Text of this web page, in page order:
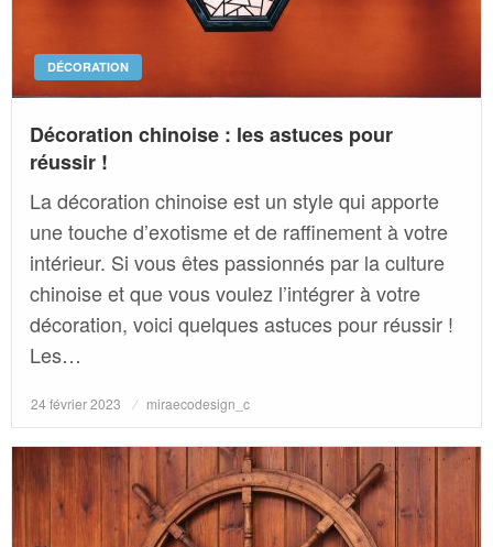
DÉCORATION
Décoration chinoise : les astuces pour
réussir !
La décoration chinoise est un style qui apporte
une touche d’exotisme et de raffinement à votre
intérieur. Si vous êtes passionnés par la culture
chinoise et que vous voulez l’intégrer à votre
décoration, voici quelques astuces pour réussir !
Les…
Posted
24 février 2023 miraecodesign_c